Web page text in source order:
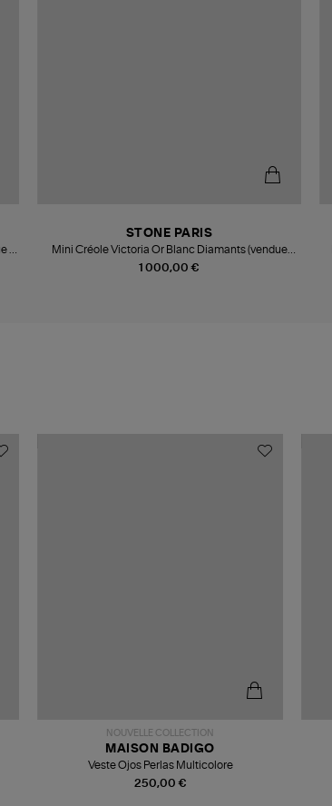
à
1 000,00 €
STONE PARIS
Mini Créole Victoria Or Blanc Diamants (vendue
à l'unité)
NOUVELLE COLLECTION
250,00 €
MAISON BADIGO
Veste Ojos Perlas Multicolore